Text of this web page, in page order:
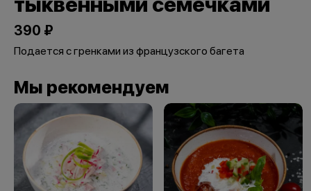
390 ₽
Подается с гренками из французского багета
Мы рекомендуем